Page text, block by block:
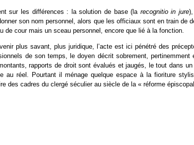
sur les différences : la solution de base (la recognitio in jure
son nom personnel, alors que les officiaux sont en train de
de cour mais un sceau personnel, encore que lié à la fonction.
plus savant, plus juridique, l’acte est ici pénétré des
de son temps, le doyen décrit sobrement,
rapports de droit sont évalués et jaugés, le tout dans
au réel. Pourtant il ménage quelque espace à la fioriture
des cadres du clergé séculier au siècle de la « réforme